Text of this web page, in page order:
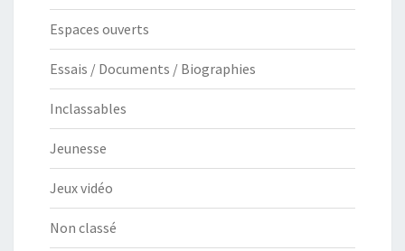
Espaces ouverts
Essais / Documents / Biographies
Inclassables
Jeunesse
Jeux vidéo
Non classé